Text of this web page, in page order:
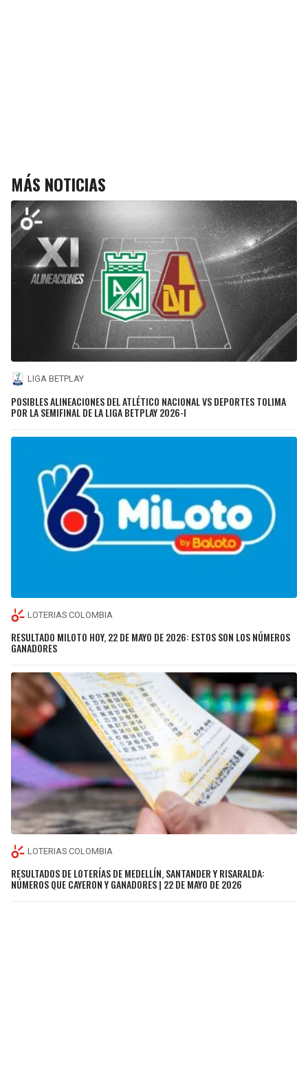
MÁS NOTICIAS
LIGA BETPLAY
POSIBLES ALINEACIONES DEL ATLÉTICO NACIONAL VS DEPORTES TOLIMA
POR LA SEMIFINAL DE LA LIGA BETPLAY 2026-I
LOTERIAS COLOMBIA
RESULTADO MILOTO HOY, 22 DE MAYO DE 2026: ESTOS SON LOS NÚMEROS
GANADORES
LOTERIAS COLOMBIA
RESULTADOS DE LOTERÍAS DE MEDELLÍN, SANTANDER Y RISARALDA:
NÚMEROS QUE CAYERON Y GANADORES | 22 DE MAYO DE 2026